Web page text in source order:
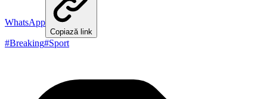
WhatsApp
Copiază link
#Breaking#Sport